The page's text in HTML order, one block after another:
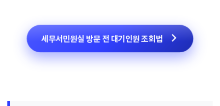
세무서민원실 방문 전 대기인원 조회법